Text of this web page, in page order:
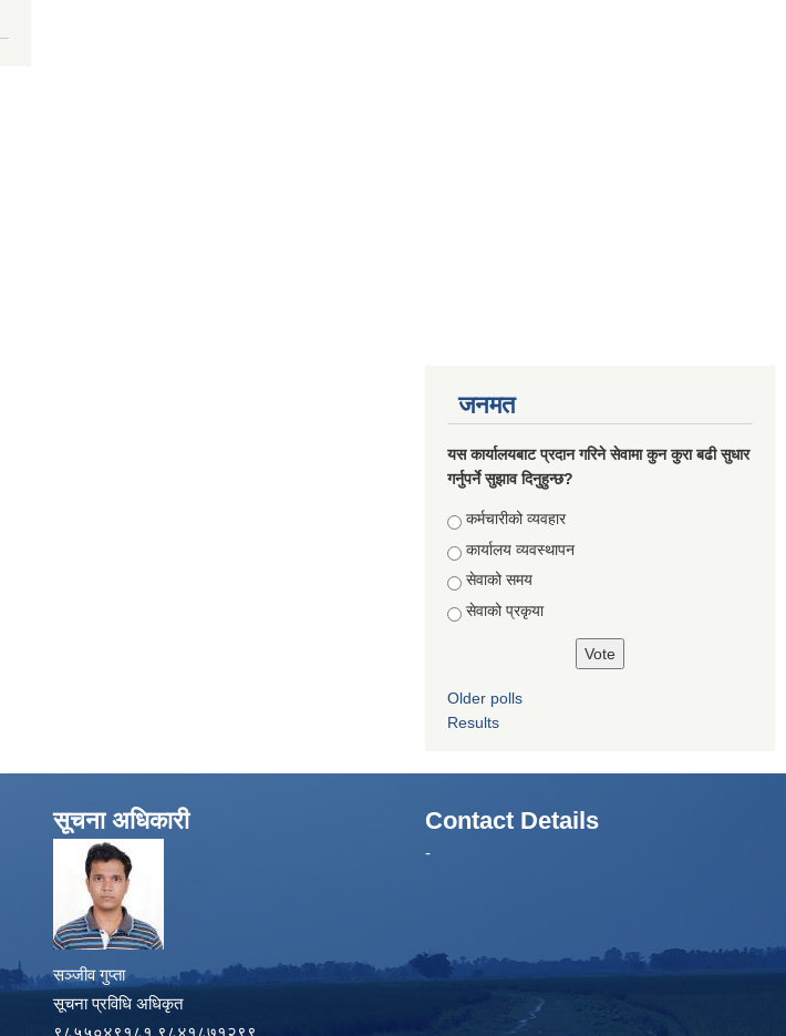
जनमत
यस कार्यालयबाट प्रदान गरिने सेवामा कुन कुरा बढी सुधार
गर्नुपर्ने सुझाव दिनुहुन्छ?
Choices
कर्मचारीको व्यवहार
कार्यालय व्यवस्थापन
सेवाको समय
सेवाको प्रकृया
Older polls
Results
सूचना अधिकारी
सञ्जीव गुप्ता
सूचना प्रविधि अधिकृत
Contact Details
-